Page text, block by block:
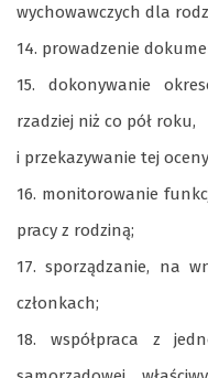
wychowawczych dla
14. prowadzenie
15. dokonywanie
rzadziej niż co pół roku,
i przekazywanie tej oceny
16. monitorowanie
pracy z rodziną;
17. sporządzanie, na
członkach;
18. współpraca z